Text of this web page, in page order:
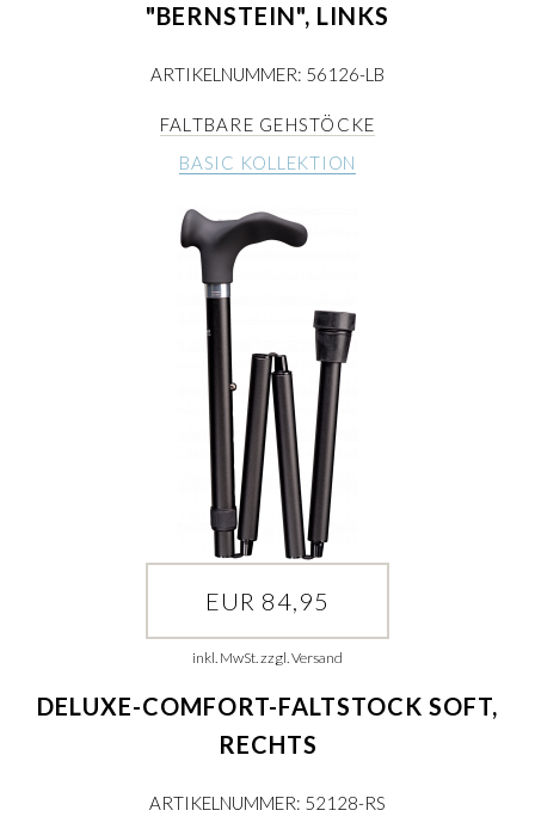
"BERNSTEIN", LINKS
ARTIKELNUMMER: 56126-LB
FALTBARE GEHSTÖCKE
BASIC KOLLEKTION
EUR 84,95
inkl. MwSt. zzgl. Versand
DELUXE-COMFORT-FALTSTOCK SOFT,
RECHTS
ARTIKELNUMMER: 52128-RS